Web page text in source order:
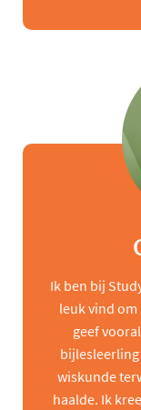
Ik ben bij
leuk vind om
geef
bijlesleerling
wiskunde
haalde. Ik